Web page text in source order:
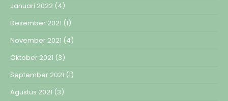
Januari 2022 (4)
Desember 2021 (1)
November 2021 (4)
Oktober 2021 (3)
September 2021 (1)
Agustus 2021 (3)